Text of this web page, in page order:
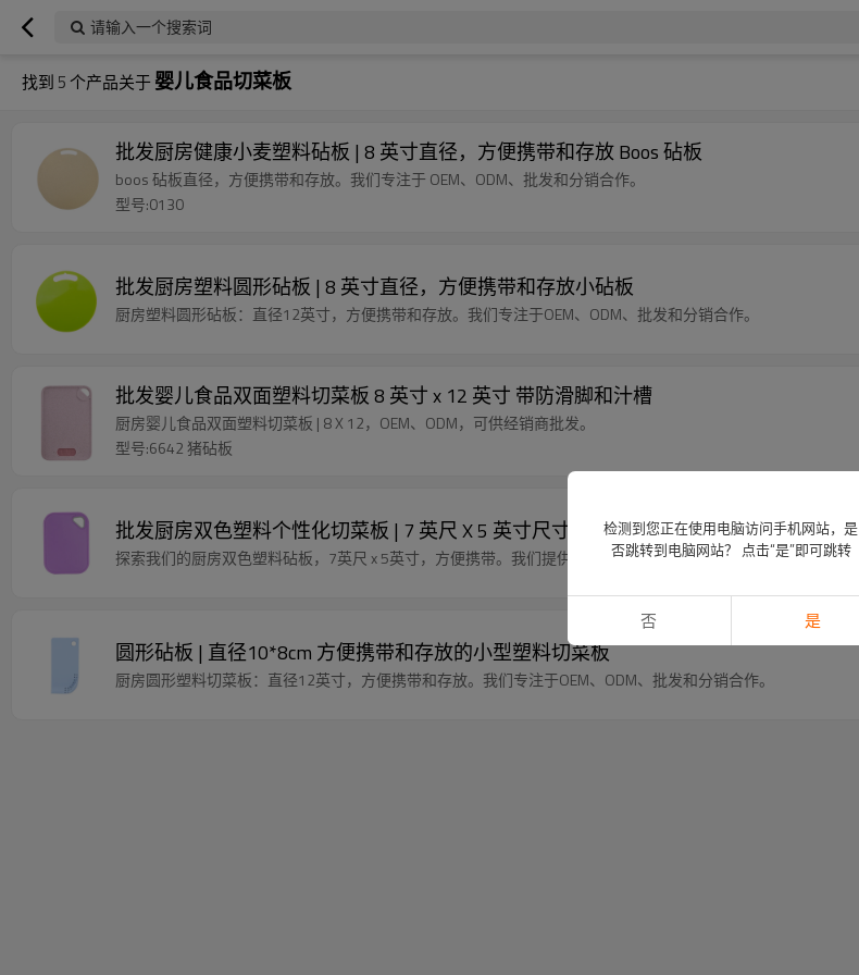
请输入一个搜索词
找到 5个产品关于婴儿食品切菜板
批发厨房健康小麦塑料砧板 | 8 英寸直径，方便携带和存放 Boos 砧板
boos 砧板直径，方便携带和存放。我们专注于 OEM、ODM、批发和分销合作。
型号:0130
批发厨房塑料圆形砧板 | 8 英寸直径，方便携带和存放小砧板
厨房塑料圆形砧板：直径12英寸，方便携带和存放。我们专注于OEM、ODM、批发和分销合作。
批发婴儿食品双面塑料切菜板 8 英寸 x 12 英寸 带防滑脚和汁槽
厨房婴儿食品双面塑料切菜板 | 8 X 12，OEM、ODM，可供经销商批发。
型号:6642 猪砧板
批发厨房双色塑料个性化切菜板 | 7 英尺 X 5 英寸尺寸，方便携带和存放
探索我们的厨房双色塑料砧板，7英尺 x 5英寸，方便携带。我们提供OEM和ODM服务，欢迎批发商和经销商！
圆形砧板 | 直径10*8cm 方便携带和存放的小型塑料切菜板
厨房圆形塑料切菜板：直径12英寸，方便携带和存放。我们专注于OEM、ODM、批发和分销合作。
检测到您正在使用电脑访问手机网站，是
否跳转到电脑网站？ 点击“是”即可跳转
否 是